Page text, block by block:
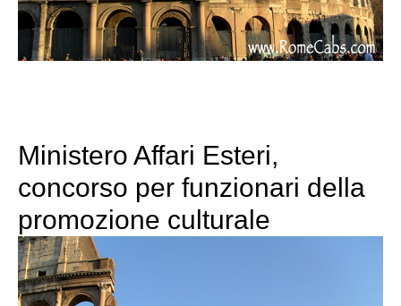
Ministero Affari Esteri,
concorso per funzionari della
promozione culturale